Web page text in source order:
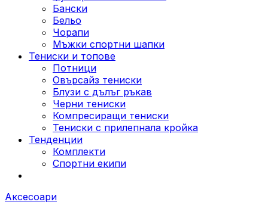
Бански
Бельо
Чорапи
Mъжки спортни шапки
Тениски и топове
Потници
Овърсайз тениски
Блузи с дълъг ръкав
Черни тениски
Компресиращи тениски
Тениски с прилепнала кройка
Тенденции
Комплекти
Спортни екипи
Аксесоари